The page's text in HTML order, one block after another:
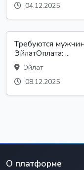
04.12.2025
Требуются
ЭйлатОплата: ...
Эйлат
08.12.2025
О платформе